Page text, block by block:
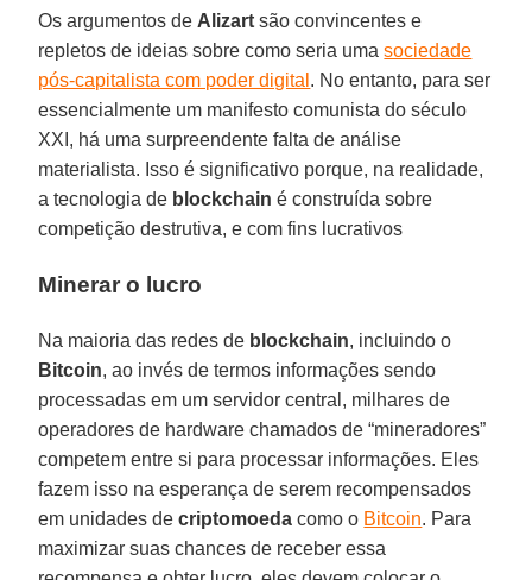
Os argumentos de Alizart são convincentes e
repletos de ideias sobre como seria umasociedade
pós-capitalista com poder digital . No entanto, para ser
essencialmente um manifesto comunista do século
XXI, há uma surpreendente falta de análise
materialista. Isso é significativo porque, na realidade,
a tecnologia de blockchain é construída sobre
competição destrutiva, e com fins lucrativos
Minerar o lucro
Na maioria das redes de blockchain, incluindo o
Bitcoin, ao invés de termos informações sendo
processadas em um servidor central, milhares de
operadores de hardware chamados de “mineradores”
competem entre si para processar informações. Eles
fazem isso na esperança de serem recompensados
em unidades decriptomoeda como o Bitcoin. Para
maximizar suas chances de receber essa